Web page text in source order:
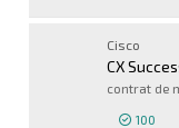
Cisco
CX
contrat de
100